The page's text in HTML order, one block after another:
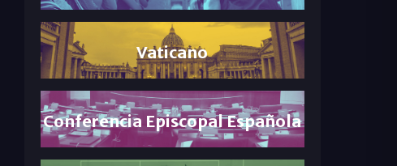
Vaticano
Conferencia Episcopal Española